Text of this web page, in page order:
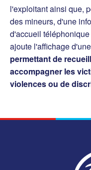
l'exploitant ainsi que,
des mineurs, d'une
d'accueil
ajoute l'affichage d'une
permettant de
accompagner les
violences ou de